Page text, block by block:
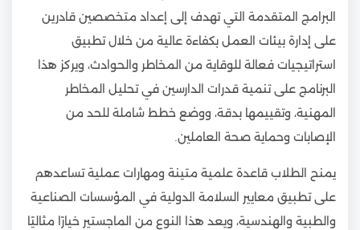
البرامج المتقدمة التي تهدف إلى إعداد متخصصين قادرين
على إدارة بيئات العمل بكفاءة عالية من خلال تطبيق
استراتيجيات فعالة للوقاية من المخاطر والحوادث، ويركز هذا
البرنامج على تنمية قدرات الدارسين في تحليل المخاطر
المهنية، وتقييمها بدقة، ووضع خطط شاملة للحد من
الإصابات وحماية صحة العاملين.
يمنح الطلاب قاعدة علمية متينة ومهارات عملية تساعدهم
على تطبيق معايير السلامة الدولية في المؤسسات الصناعية
والطبية والهندسية، ويعد هذا النوع من الماجستير خيارًا مثاليًا